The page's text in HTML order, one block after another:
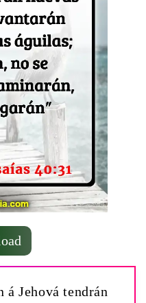
á Jehová tendrán